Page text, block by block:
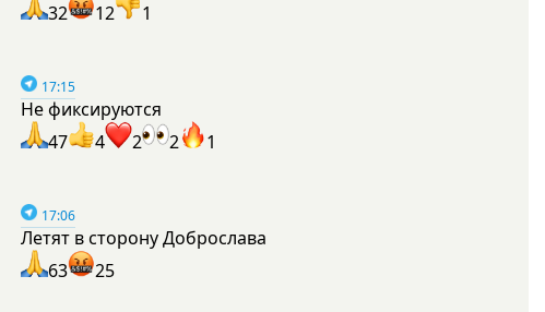
32
12 1
17:15
Не фиксируются
47
4 2 2 1
17:06
Летят в сторону Доброслава
63
25